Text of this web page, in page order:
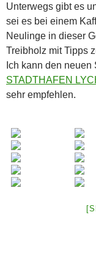
Unterwegs gibt es
sei es bei einem
Neulinge in dieser
Treibholz mit Tipps
Ich kann den neuen
STADTHAFEN
sehr empfehlen.